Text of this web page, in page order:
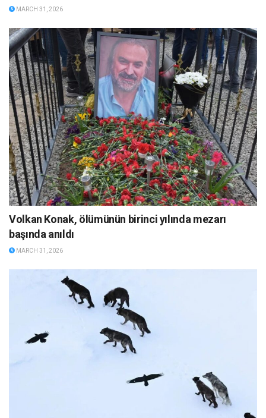
MARCH 31, 2026
Volkan Konak, ölümünün birinci yılında mezarı
başında anıldı
MARCH 31, 2026